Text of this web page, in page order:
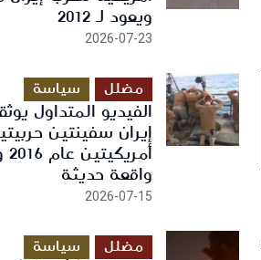
ويعود لـ 2012
2026-07-23
مضلل سياسة
الفيديو المتداول
إيران سفينتين
واقعة حديثة
2026-07-15
مضلل سياسة